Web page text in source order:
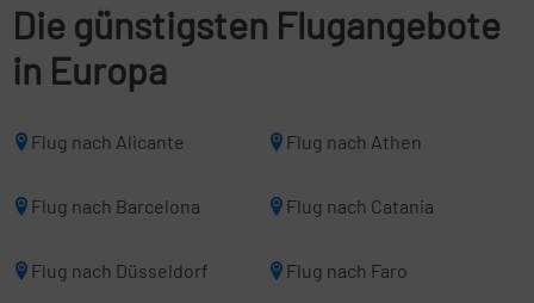
Die günstigsten Flugangebote
in Europa
Flug nach Alicante Flug nach Athen
Flug nach Barcelona Flug nach Catania
Flug nach Düsseldorf Flug nach Faro